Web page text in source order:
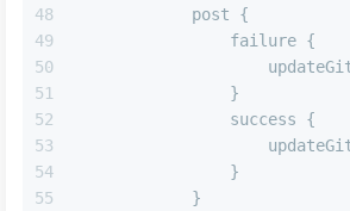
48
49
50
51
52
53
54
55
            post {
                failure {
                }
                success {
                }
            }